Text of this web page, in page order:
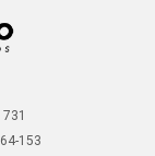
153